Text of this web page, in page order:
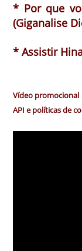
* Por que
(Giganalise
* Assistir
Vídeo
API e políticas de